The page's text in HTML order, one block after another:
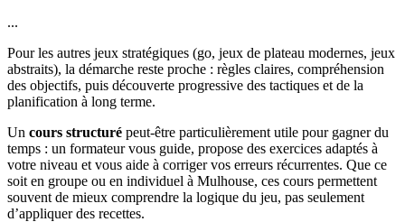
...
Pour les autres jeux stratégiques (go, jeux de plateau modernes, jeux
abstraits), la démarche reste proche : règles claires, compréhension
des objectifs, puis découverte progressive des tactiques et de la
planification à long terme.
Un cours structuré peut-être particulièrement utile pour gagner du
temps : un formateur vous guide, propose des exercices adaptés à
votre niveau et vous aide à corriger vos erreurs récurrentes. Que ce
soit en groupe ou en individuel à Mulhouse, ces cours permettent
souvent de mieux comprendre la logique du jeu, pas seulement
d’appliquer des recettes.